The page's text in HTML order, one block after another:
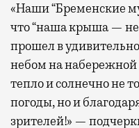
«Наши “Бременские
что “наша крыша —
прошел в
небом на
тепло и солнечно не
погоды, но и
зрителей!» —